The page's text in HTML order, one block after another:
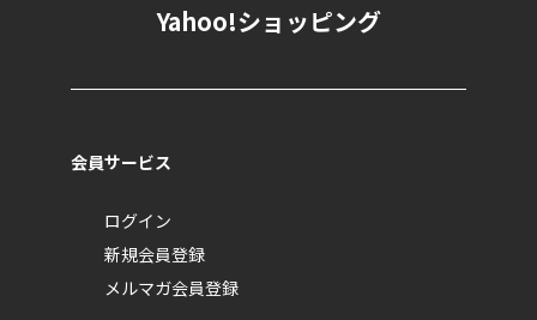
提供いただいた個人情報は、あらかじめご本人の同
合。
ある場合であって、本人の同意を得ることが
困難であるとき。
国の機関もしくは地方公共団体又はその委託
Yahoo!ショッピング
会員サービス
ログイン
新規会員登録
メルマガ会員登録